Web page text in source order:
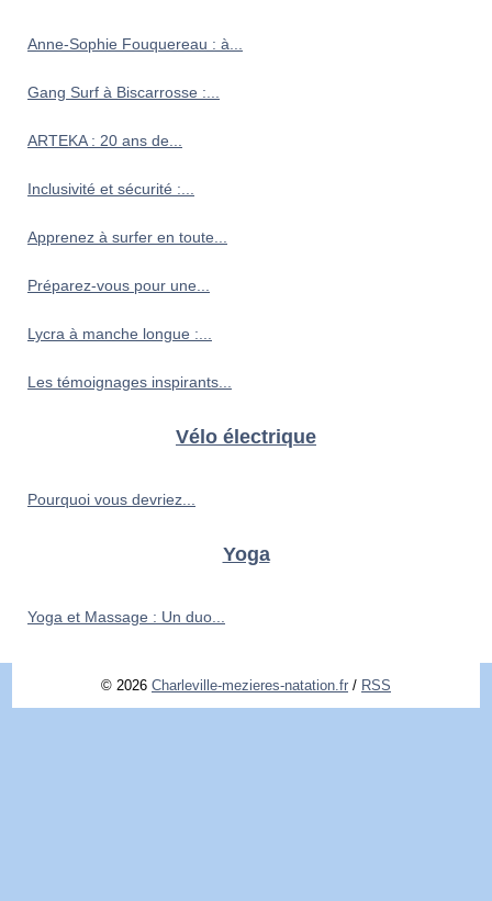
Anne-Sophie Fouquereau : à...
Gang Surf à Biscarrosse :...
ARTEKA : 20 ans de...
Inclusivité et sécurité :...
Apprenez à surfer en toute...
Préparez-vous pour une...
Lycra à manche longue :...
Les témoignages inspirants...
Vélo électrique
Pourquoi vous devriez...
Yoga
Yoga et Massage : Un duo...
© 2026 Charleville-mezieres-natation.fr / RSS